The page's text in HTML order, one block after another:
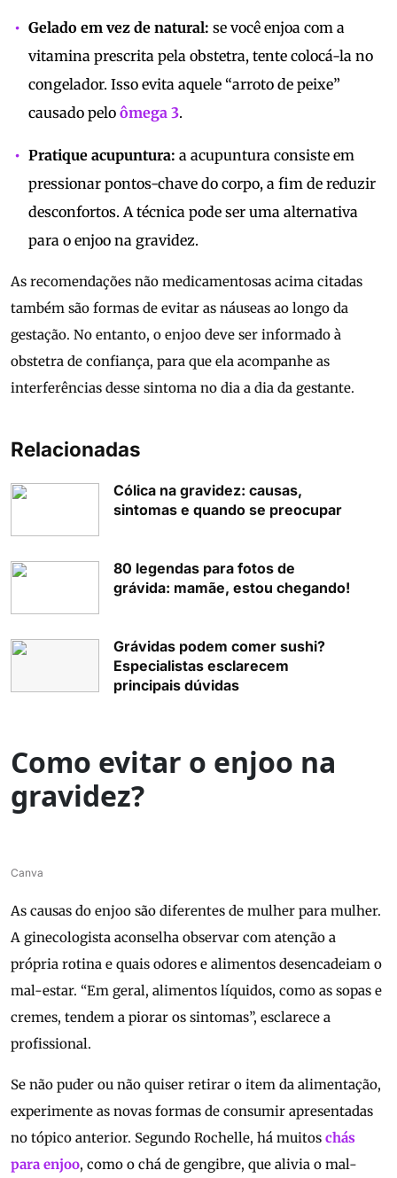
Gelado em vez de natural: se você enjoa com a
vitamina prescrita pela obstetra, tente colocá-la no
congelador. Isso evita aquele “arroto de peixe”
causado pelo ômega 3.
Pratique acupuntura: a acupuntura consiste em
pressionar pontos-chave do corpo, a fim de reduzir
desconfortos. A técnica pode ser uma alternativa
para o enjoo na gravidez.
As recomendações não medicamentosas acima citadas
também são formas de evitar as náuseas ao longo da
gestação. No entanto, o enjoo deve ser informado à
obstetra de confiança, para que ela acompanhe as
interferências desse sintoma no dia a dia da gestante.
Relacionadas
Cólica na gravidez: causas,
sintomas e quando se preocupar
80 legendas para fotos de
grávida: mamãe, estou chegando!
Grávidas podem comer sushi?
Especialistas esclarecem
principais dúvidas
Como evitar o enjoo na
gravidez?
Canva
As causas do enjoo são diferentes de mulher para mulher.
A ginecologista aconselha observar com atenção a
própria rotina e quais odores e alimentos desencadeiam o
mal-estar. “Em geral, alimentos líquidos, como as sopas e
cremes, tendem a piorar os sintomas”, esclarece a
profissional.
Se não puder ou não quiser retirar o item da alimentação,
experimente as novas formas de consumir apresentadas
no tópico anterior. Segundo Rochelle, há muitos chás
para enjoo, como o chá de gengibre, que alivia o mal-